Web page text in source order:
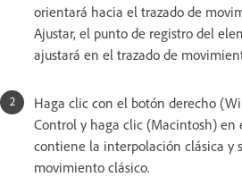
orientará hacia el trazado de
Ajustar, el punto de registro del
ajustará en el trazado de
Haga clic con el botón derecho
Control y haga clic (Macintosh) en
contiene la interpolación clásica y
movimiento clásico.